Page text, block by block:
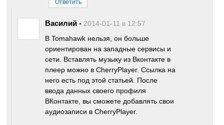
Ответить
Василий - 2014-01-11 в 12:57
В Tomahawk нельзя, он больше
ориентирован на западные сервисы и
сети. Вставлять музыку из Вконтакте в
плеер можно в CherryPlayer. Ссылка на
него есть под этой статьей. После
ввода данных своего профиля
ВКонтакте, вы сможете добавлять свои
аудиозаписи в CherryPlayer.